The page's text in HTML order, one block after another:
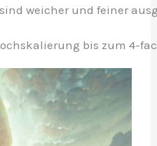
weicher und feiner
bis zum 4-